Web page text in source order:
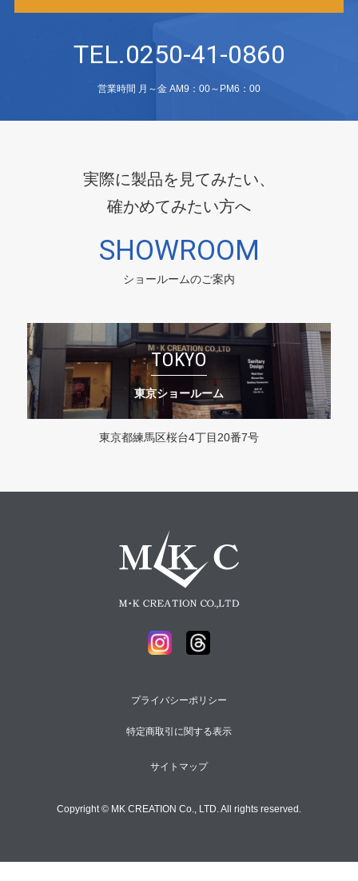
TEL.0250-41-0860
営業時間 月～金 AM9：00～PM6：00
実際に製品を見てみたい、
確かめてみたい方へ
SHOWROOM
ショールームのご案内
TOKYO
東京ショールーム
東京都練馬区桜台4丁目20番7号
プライバシーポリシー
特定商取引に関する表示
サイトマップ
Copyright © MK CREATION Co., LTD. All rights reserved.